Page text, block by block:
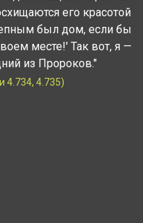
его красотой
был дом, если бы
месте!' Так вот, я —
из Пророков."
4.734, 4.735)